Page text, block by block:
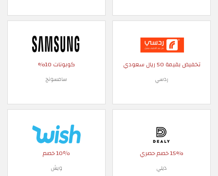
تخفيض بقيمة 50 ريال سعودي
ردسي
كوبونات 10%
سامسونج
15% خصم حصري
ديلي
10٪ خصم
ويش